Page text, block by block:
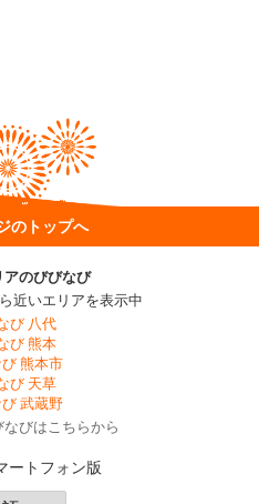
のトップへ
アのびびなび
近いエリアを表示中
び 八代
び 熊本
熊本市
び 天草
武蔵野
びはこちらから
ートフォン版